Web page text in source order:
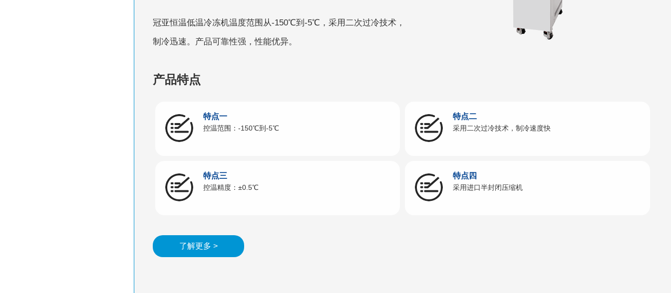
冠亚恒温低温冷冻机温度范围从-150℃到-5℃，采用二次过冷技术，
制冷迅速。产品可靠性强，性能优异。
产品特点
特点一
控温范围：-150℃到-5℃
特点二
采用二次过冷技术，制冷速度快
特点三
控温精度：±0.5℃
特点四
采用进口半封闭压缩机
了解更多 >